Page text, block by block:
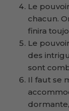
Le
chacun.
finira
Le
des
sont
Il faut se